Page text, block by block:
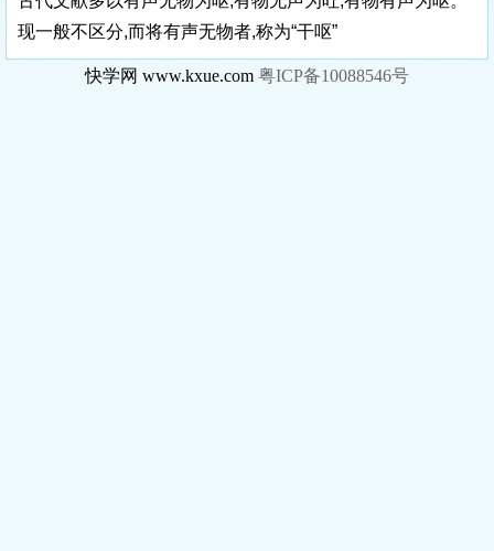
现一般不区分,而将有声无物者,称为“干呕”
快学网 www.kxue.com 粤ICP备10088546号